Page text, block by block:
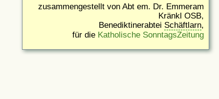
zusammengestellt von Abt em. Dr. Emmeram
Kränkl OSB,
Benediktinerabtei Schäftlarn
für die Katholische SonntagsZeitung